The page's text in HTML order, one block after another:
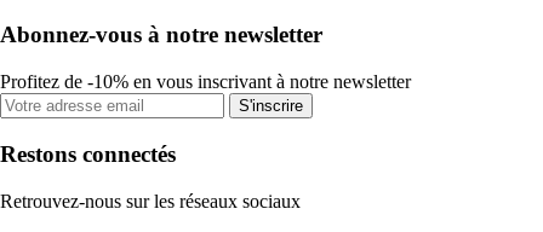
Abonnez-vous à notre newsletter
Profitez de -10% en vous inscrivant à notre newsletter
S'inscrire
Restons connectés
Retrouvez-nous sur les réseaux sociaux